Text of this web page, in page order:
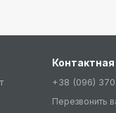
+38 (096)
Перезвонить